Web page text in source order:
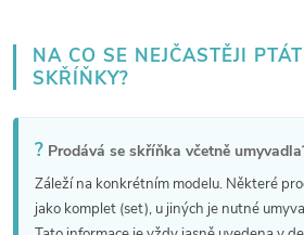
v
NA CO SE NEJČASTĚJI
SKŘÍŇKY?
? Prodává se skříňka včetně
Záleží na konkrétním modelu. Některé
jako komplet (set), u jiných je nutné